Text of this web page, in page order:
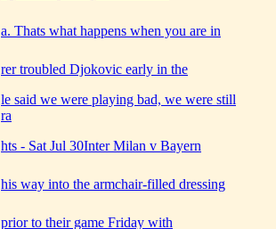
a. Thats what happens when you are in
rer troubled Djokovic early in the
le said we were playing bad, we were still
ra
hts - Sat Jul 30Inter Milan v Bayern
his way into the armchair-filled dressing
prior to their game Friday with